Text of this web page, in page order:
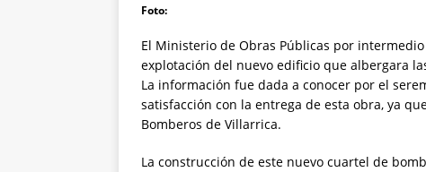
Foto:
El Ministerio de Obras Públicas por
explotación del nuevo edificio que albergara
La información fue dada a conocer por el
satisfacción con la entrega de esta obra, ya
Bomberos de Villarrica.
La construcción de este nuevo cuartel de